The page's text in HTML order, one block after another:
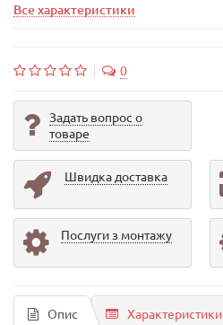
Все характеристики
0
Задать вопрос о
товаре
Швидка доставка
Послуги з монтажу
Опис Характеристики